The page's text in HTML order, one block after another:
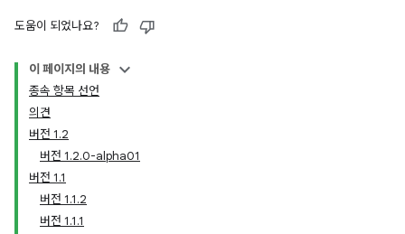
도움이 되었나요?
이 페이지의 내용
종속 항목 선언
의견
버전 1.2
버전 1.2.0-alpha01
버전 1.1
버전 1.1.2
버전 1.1.1